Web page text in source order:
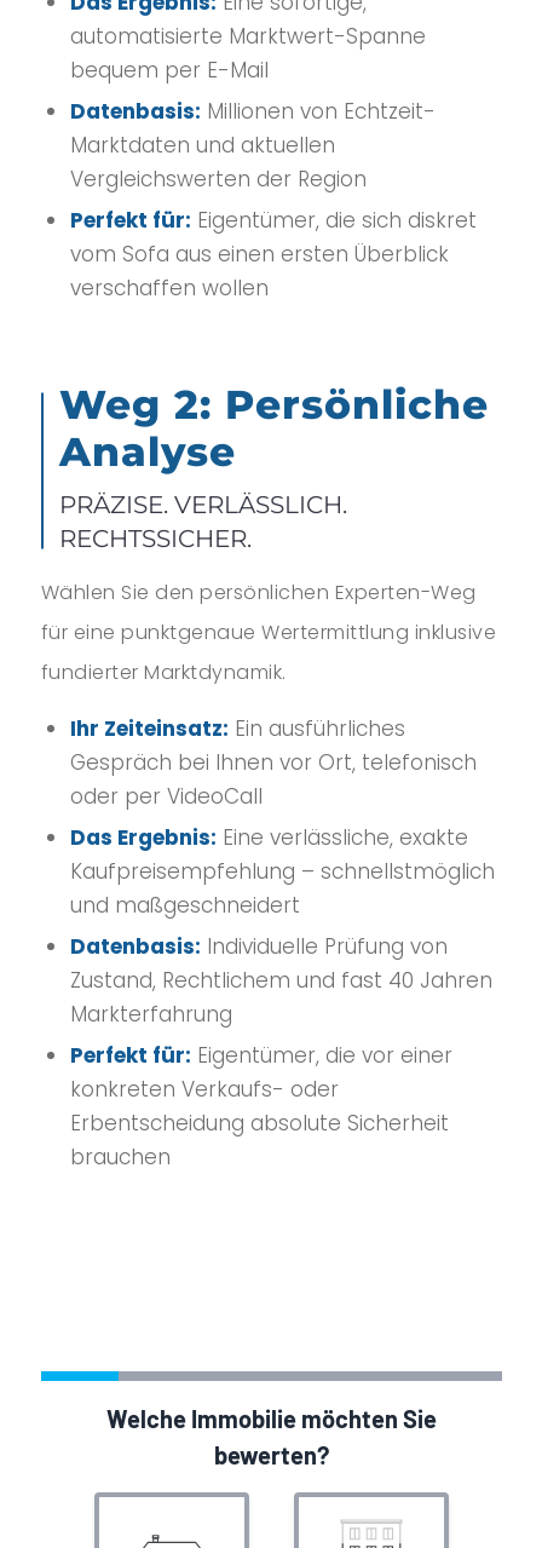
automatisierte Marktwert-Spanne
bequem per E-Mail
Datenbasis: Millionen von Echtzeit-
Marktdaten und aktuellen
Vergleichswerten der Region
Perfekt für: Eigentümer, die sich diskret
vom Sofa aus einen ersten Überblick
verschaffen wollen
Weg 2: Persönliche
Analyse
PRÄZISE. VERLÄSSLICH.
RECHTSSICHER.
Wählen Sie den persönlichen Experten-Weg
für eine punktgenaue Wertermittlung inklusive
fundierter Marktdynamik.
Ihr Zeiteinsatz: Ein ausführliches
Gespräch bei Ihnen vor Ort, telefonisch
oder per VideoCall
Das Ergebnis: Eine verlässliche, exakte
Kaufpreisempfehlung – schnellstmöglich
und maßgeschneidert
Datenbasis: Individuelle Prüfung von
Zustand, Rechtlichem und fast 40 Jahren
Markterfahrung
Perfekt für: Eigentümer, die vor einer
konkreten Verkaufs- oder
Erbentscheidung absolute Sicherheit
brauchen